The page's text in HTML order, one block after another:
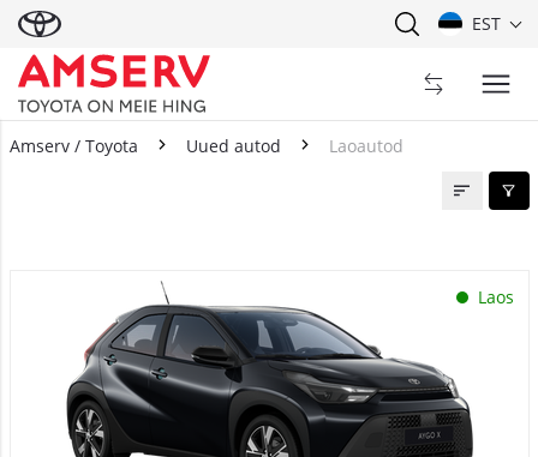
EST
Amserv / Toyota Uued autod Laoautod
Laos